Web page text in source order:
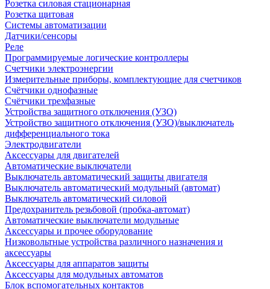
Розетка силовая стационарная
Розетка щитовая
Системы автоматизации
Датчики/сенсоры
Реле
Программируемые логические контроллеры
Счетчики электроэнергии
Измерительные приборы, комплектующие для счетчиков
Счётчики однофазные
Счётчики трехфазные
Устройства защитного отключения (УЗО)
Устройство защитного отключения (УЗО)/выключатель
дифференциального тока
Электродвигатели
Аксессуары для двигателей
Автоматические выключатели
Выключатель автоматический защиты двигателя
Выключатель автоматический модульный (автомат)
Выключатель автоматический силовой
Предохранитель резьбовой (пробка-автомат)
Автоматические выключатели модульные
Аксессуары и прочее оборудование
Низковольтные устройства различного назначения и
аксессуары
Аксессуары для аппаратов защиты
Аксессуары для модульных автоматов
Блок вспомогательных контактов